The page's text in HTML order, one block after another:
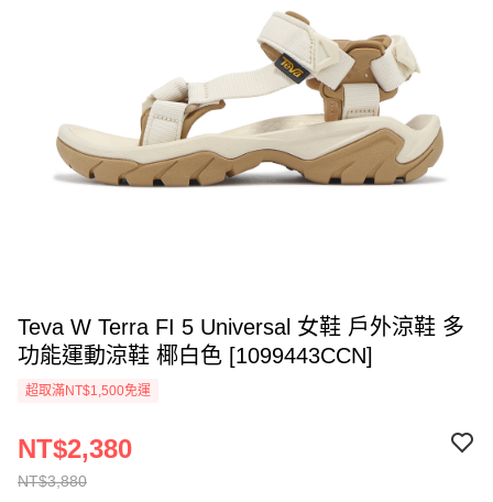
Teva W Terra FI 5 Universal 女鞋 戶外涼鞋 多
功能運動涼鞋 椰白色 [1099443CCN]
超取滿NT$1,500免運
NT$3,880
NT$2,380